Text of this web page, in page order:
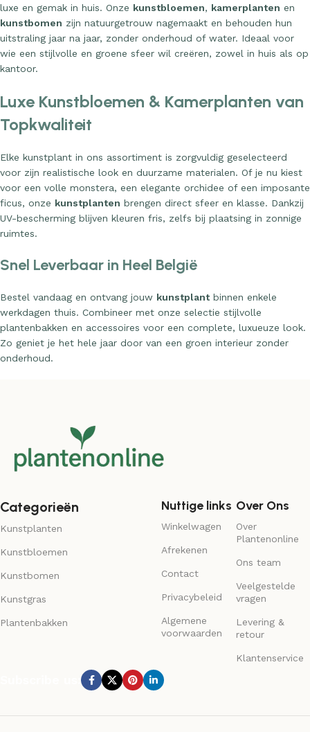
luxe en gemak in huis. Onze kunstbloemen, kamerplanten en
kunstbomen zijn natuurgetrouw nagemaakt en behouden hun
uitstraling jaar na jaar, zonder onderhoud of water. Ideaal voor
wie een stijlvolle en groene sfeer wil creëren, zowel in huis als op
kantoor.
Luxe Kunstbloemen & Kamerplanten van
Topkwaliteit
Elke kunstplant in ons assortiment is zorgvuldig geselecteerd
voor zijn realistische look en duurzame materialen. Of je nu kiest
voor een volle monstera, een elegante orchidee of een imposante
ficus, onze kunstplanten brengen direct sfeer en klasse. Dankzij
UV-bescherming blijven kleuren fris, zelfs bij plaatsing in zonnige
ruimtes.
Snel Leverbaar in Heel België
Bestel vandaag en ontvang jouw kunstplantbinnen enkele
werkdagen thuis. Combineer met onze selectie stijlvolle
plantenbakken en accessoires voor een complete, luxueuze look.
Zo geniet je het hele jaar door van een groen interieur zonder
onderhoud.
Categorieën
Kunstplanten
Kunstbloemen
Kunstbomen
Kunstgras
Plantenbakken
Nuttige links
Winkelwagen
Afrekenen
Contact
Privacybeleid
Algemene
voorwaarden
Over Ons
Over
Plantenonline
Ons team
Veelgestelde
vragen
Levering &
retour
Klantenservice